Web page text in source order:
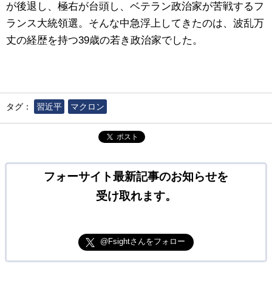
が後退し、極右が台頭し、ベテラン政治家が苦戦するフ
ランス大統領選。そんな中急浮上してきたのは、波乱万
丈の経歴を持つ39歳の若き政治家でした。
タグ： 習近平 マクロン
ポスト
フォーサイト最新記事のお知らせを
受け取れます。
@Fsightさんをフォロー